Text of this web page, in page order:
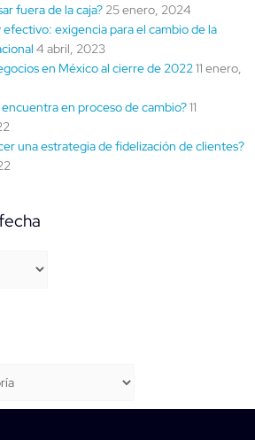
fuera de la caja? 25 enero, 2024
efectivo: exigencia para el cambio de la
4 abril, 2023
en México al cierre de 202211 enero,
encuentra en proceso de cambio?11
una estrategia de fidelización de clientes?